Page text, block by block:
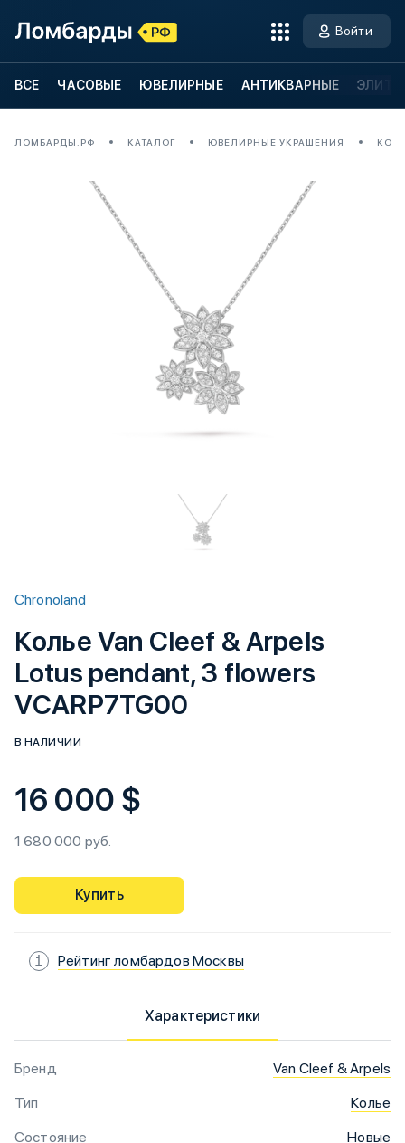
Войти
ВСЕ ЧАСОВЫЕ ЮВЕЛИРНЫЕ АНТИКВАРНЫЕ
ЛОМБАРДЫ.РФ КАТАЛОГ ЮВЕЛИРНЫЕ УКРАШЕНИЯ
Chronoland
Колье Van Cleef & Arpels
Lotus pendant, 3 flowers
VCARP7TG00
В НАЛИЧИИ
16 000 $
1 680 000 руб.
Купить
Рейтинг ломбардов Москвы
Характеристики
Бренд
Van Cleef & Arpels
Тип
Колье
Состояние
Новые